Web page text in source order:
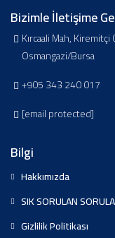
Bizimle İletişime
Kırcaali Mah,
Osmangazi/Bursa
+905 343 240 017
[email protected]
Bilgi
Hakkımızda
SIK SORULAN
Gizlilik Politikası